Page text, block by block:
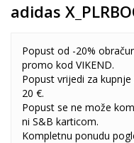
adidas
Popust od -20%
promo kod VIKEND.
Popust vrijedi za
20 €.
Popust se ne može
ni S&B karticom.
Kompletnu ponudu